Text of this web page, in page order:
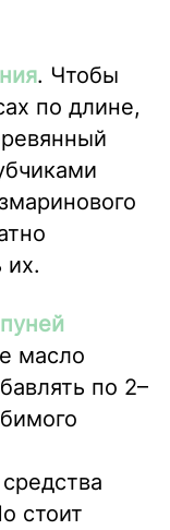
. Чтобы
по длине,
их.
масло
по 2–
стоит